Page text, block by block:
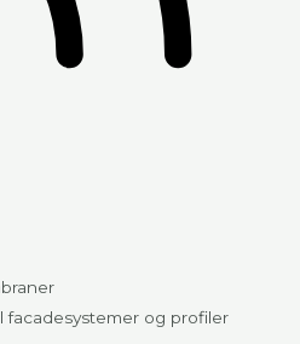
og profiler